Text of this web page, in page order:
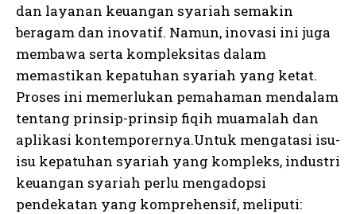
dan layanan keuangan syariah semakin
beragam dan inovatif. Namun, inovasi ini juga
membawa serta kompleksitas dalam
memastikan kepatuhan syariah yang ketat.
Proses ini memerlukan pemahaman mendalam
tentang prinsip-prinsip fiqih muamalah dan
aplikasi kontemporernya.Untuk mengatasi isu-
isu kepatuhan syariah yang kompleks, industri
keuangan syariah perlu mengadopsi
pendekatan yang komprehensif, meliputi: